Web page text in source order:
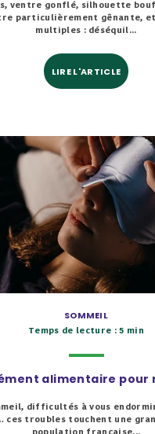
ventre gonflé, silhouette
particulièrement gênante, et
multiples : déséquil...
LIRE L'ARTICLE
SOMMEIL
Temps de lecture : 5 min
alimentaire pour
difficultés à vous
ces troubles touchent une